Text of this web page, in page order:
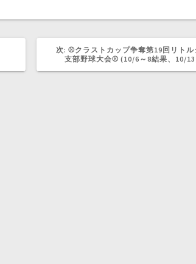
次:次
の
⚾クラストカップ争奪第19回リト
支部野球大会⚾ (10/6～8結果、10/